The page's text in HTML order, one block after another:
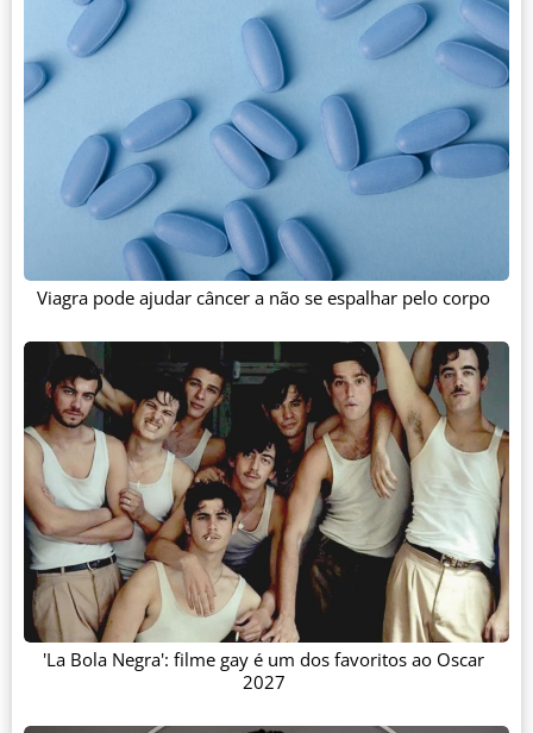
Viagra pode ajudar câncer a não se espalhar pelo corpo
'La Bola Negra': filme gay é um dos favoritos ao Oscar
2027